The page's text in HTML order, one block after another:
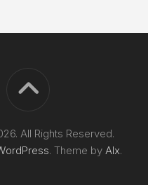
All Rights Reserved.
. Theme by Alx.